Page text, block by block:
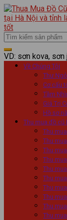
VD: sơn kova, sơn
Về Chúng Tôi
Thư Ngỏ
Cơ cấu
Tầm
Giá Trị
Hồ sơ
Thu mua đồ cũ
Thu
Thu
Thu
Thu
Thu
Thu
Thu
Thu
Thu
Thu